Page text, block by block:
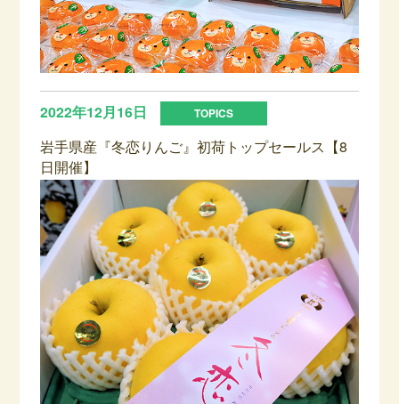
2022年12月16日
岩手県産『冬恋りんご』初荷トップセールス【8
日開催】